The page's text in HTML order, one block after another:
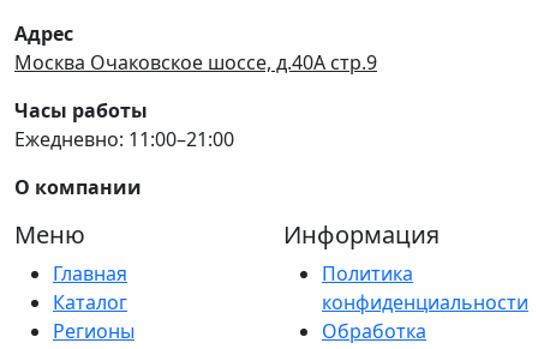
Адрес
Москва Очаковское шоссе, д.40А стр.9
Часы работы
Ежедневно: 11:00–21:00
О компании
Меню
Главная
Каталог
Регионы
Информация
Политика
конфиденциальности
Обработка